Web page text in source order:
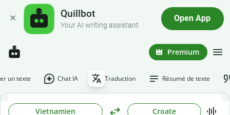
Quillbot
Your AI writing assistant
Open App
Premium
un texte Chat IA Traduction Résumé de texte
Vietnamien Croate